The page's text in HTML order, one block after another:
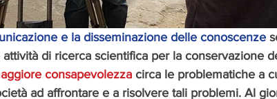
e la disseminazione delle conoscenze
di ricerca scientifica per la conservazione
consapevolezza circa le problematiche a
ad affrontare e a risolvere tali problemi. Al